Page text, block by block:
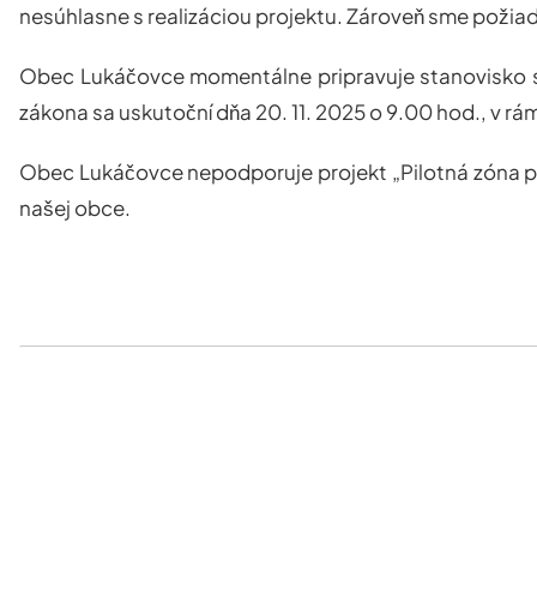
nesúhlasne s realizáciou projektu. Zároveň sme
Obec Lukáčovce momentálne pripravuje
zákona sa uskutoční dňa 20. 11. 2025 o 9.00 hod., v
Obec Lukáčovce nepodporuje projekt „Pilotná zóna
našej obce.